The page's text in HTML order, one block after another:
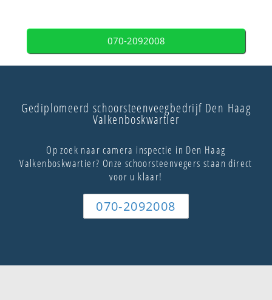
070-2092008
Gediplomeerd schoorsteenveegbedrijf Den Haag
Valkenboskwartier
Op zoek naar camera inspectie in Den Haag
Valkenboskwartier? Onze schoorsteenvegers staan direct
voor u klaar!
070-2092008